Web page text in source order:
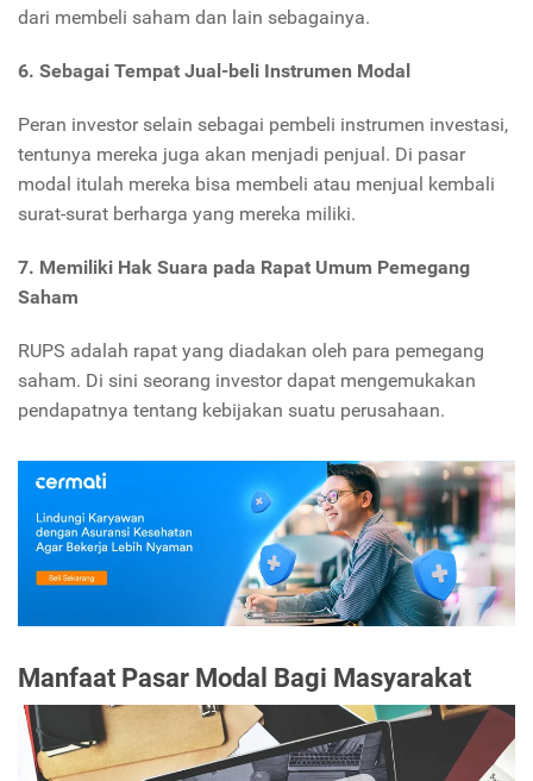
dari membeli saham dan lain sebagainya.
6. Sebagai Tempat Jual-beli Instrumen Modal
Peran investor selain sebagai pembeli instrumen investasi,
tentunya mereka juga akan menjadi penjual. Di pasar
modal itulah mereka bisa membeli atau menjual kembali
surat-surat berharga yang mereka miliki.
7. Memiliki Hak Suara pada Rapat Umum Pemegang
Saham
RUPS adalah rapat yang diadakan oleh para pemegang
saham. Di sini seorang investor dapat mengemukakan
pendapatnya tentang kebijakan suatu perusahaan.
Manfaat Pasar Modal Bagi Masyarakat